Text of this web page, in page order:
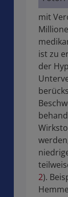
mit
ist zu
der
2).